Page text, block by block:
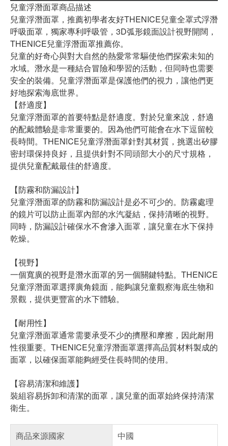
兒童浮潛面罩商品描述
兒童浮潛面罩，推薦初學者友好THENICE兒童全罩式浮潛
呼吸面罩，獨家專利呼吸管，3D弧形鏡面設計視野開闊，
THENICE兒童浮潛面罩推薦你。
兒童的好奇心與對大自然的熱愛常常驅使他們探索未知的
水域。潛水是一種結合冒險和學習的活動，但同時也需要
安全的裝備。兒童浮潛面罩是保護他們的視力，讓他們更
好地探索海底世界。
【舒適度】
兒童浮潛面罩的首要特點是舒適度。對於兒童來說，舒適
的配戴體驗是非常重要的。因為他們可能會在水下逗留較
長時間。THENICE兒童浮潛面罩針對其材質，挑選出矽膠
密封環保持良好，且提供針對不同頭部大小的尺寸規格，
提供兒童配戴最佳的舒適度。
【防霧和防漏設計】
兒童浮潛面罩的防霧和防漏設計是必不可少的。防霧處理
的鏡片可以防止面罩內部的水汽凝結，保持清晰的視野。
同時，防漏設計確保水不會滲入面罩，讓兒童在水下保持
乾燥。
【視野】
一個寬廣的視野是潛水面罩的另一個關鍵特點。THENICE
兒童浮潛面罩選擇廣角鏡面，能夠讓兒童觀察海底生物和
景觀，提供更豐富的水下體驗。
【耐用性】
兒童浮潛面罩通常需要承受不少的擠壓和摩擦，因此耐用
性很重要。THENICE兒童浮潛面罩選擇高品質材料製成的
面罩，以確保面罩能夠經受住長時間的使用。
【容易清潔和維護】
裝組容易拆卸和清潔的面罩，讓兒童的面罩始終保持清潔
衛生。
商品來源國家
中國